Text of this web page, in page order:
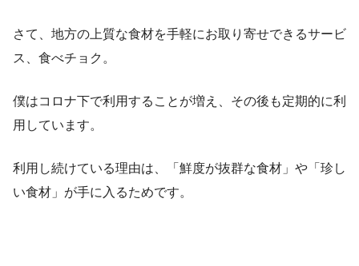
さて、地方の上質な食材を手軽にお取り寄せできるサービ
ス、食べチョク。
僕はコロナ下で利用することが増え、その後も定期的に利
用しています。
利用し続けている理由は、「鮮度が抜群な食材」や「珍し
い食材」が手に入るためです。